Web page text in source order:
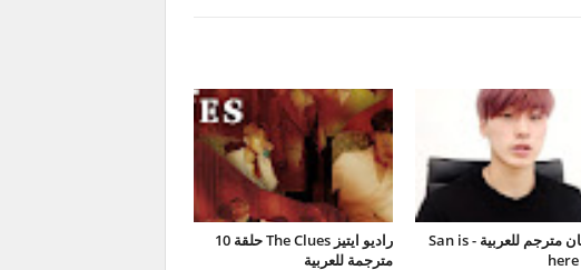
بث سان مترجم للعربية - San is
راديو ايتيز The Clues حلقة 10
مترجمة للعربية